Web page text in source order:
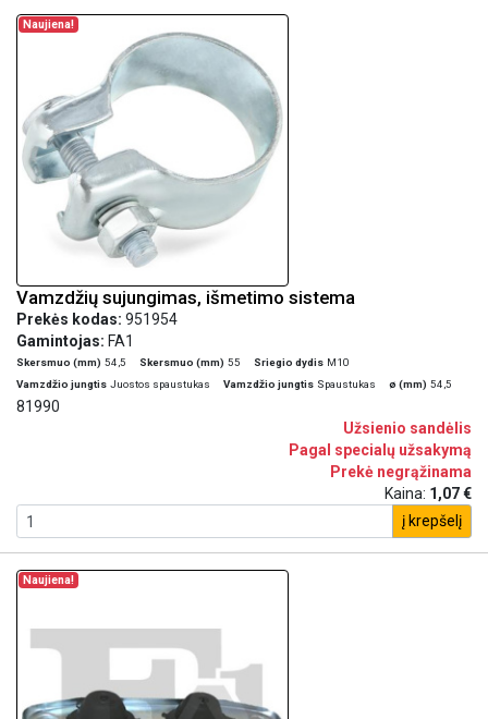
Naujiena!
Vamzdžių sujungimas, išmetimo sistema
Prekės kodas: 951954
Gamintojas: FA1
Skersmuo (mm) 54,5 Skersmuo (mm) 55 Sriegio dydis M10
Vamzdžio jungtis Juostos spaustukas Vamzdžio jungtis Spaustukas ø (mm) 54,5
81990
Užsienio sandėlis
Pagal specialų užsakymą
Prekė negrąžinama
Kaina: 1,07 €
į krepšelį
Naujiena!